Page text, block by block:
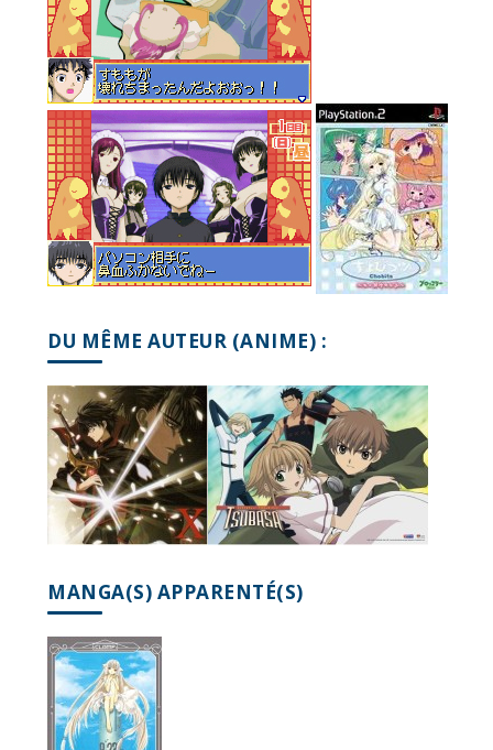
DU MÊME AUTEUR (ANIME) :
MANGA(S) APPARENTÉ(S)